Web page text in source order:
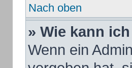
Nach oben
» Wie kann
Wenn ein